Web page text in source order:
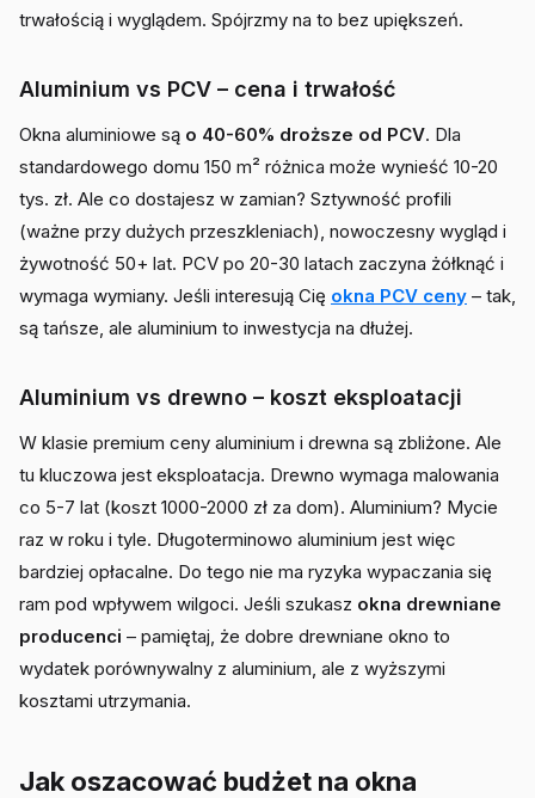
trwałością i wyglądem. Spójrzmy na to bez upiększeń.
Aluminium vs PCV – cena i trwałość
Okna aluminiowe są o 40-60% droższe od PCV. Dla
standardowego domu 150 m² różnica może wynieść 10-20
tys. zł. Ale co dostajesz w zamian? Sztywność profili
(ważne przy dużych przeszkleniach), nowoczesny wygląd i
żywotność 50+ lat. PCV po 20-30 latach zaczyna żółknąć i
wymaga wymiany. Jeśli interesują Cię okna PCV ceny – tak,
są tańsze, ale aluminium to inwestycja na dłużej.
Aluminium vs drewno – koszt eksploatacji
W klasie premium ceny aluminium i drewna są zbliżone. Ale
tu kluczowa jest eksploatacja. Drewno wymaga malowania
co 5-7 lat (koszt 1000-2000 zł za dom). Aluminium? Mycie
raz w roku i tyle. Długoterminowo aluminium jest więc
bardziej opłacalne. Do tego nie ma ryzyka wypaczania się
ram pod wpływem wilgoci. Jeśli szukasz okna drewniane
producenci – pamiętaj, że dobre drewniane okno to
wydatek porównywalny z aluminium, ale z wyższymi
kosztami utrzymania.
Jak oszacować budżet na okna